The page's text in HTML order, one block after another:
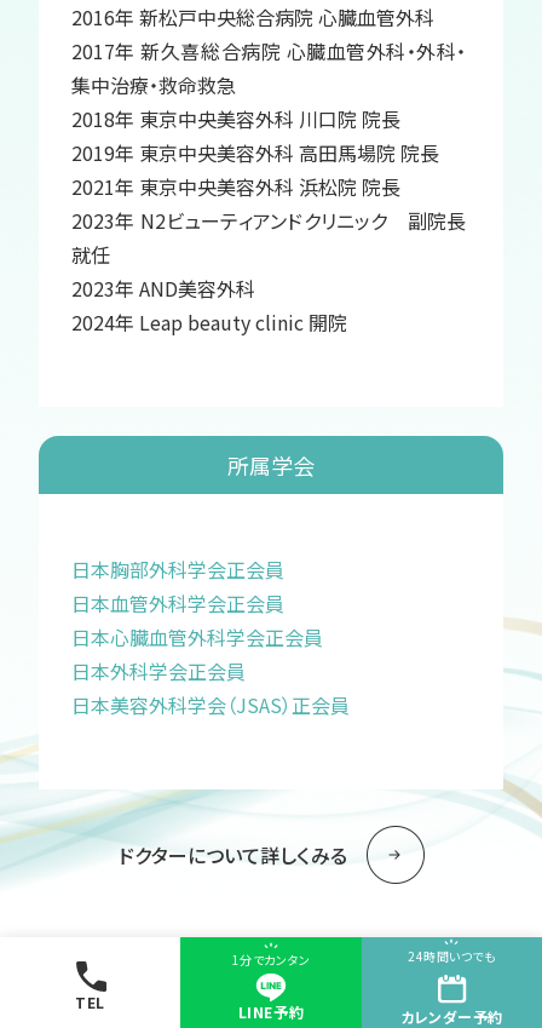
TEL
1分でカンタン
LINE予約
24時間いつでも
カレンダー予約
2016年 新松戸中央総合病院 心臓血管外科
2017年 新久喜総合病院 心臓血管外科・外科・
集中治療・救命救急
2018年 東京中央美容外科 川口院 院長
2019年 東京中央美容外科 高田馬場院 院長
2021年 東京中央美容外科 浜松院 院長
2023年 N2ビューティアンドクリニック 副院長
就任
2023年 AND美容外科
2024年 Leap beauty clinic 開院
所属学会
日本胸部外科学会正会員
日本血管外科学会正会員
日本心臓血管外科学会正会員
日本外科学会正会員
日本美容外科学会（JSAS）正会員
ドクターについて詳しくみる